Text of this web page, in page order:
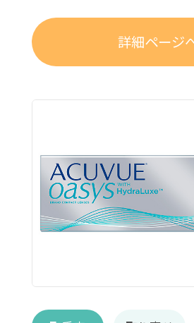
詳細ページ